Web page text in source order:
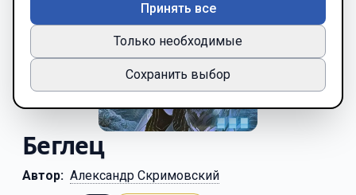
Беглец
Автор: Александр Скримовский
Принять все
Только необходимые
Сохранить выбор